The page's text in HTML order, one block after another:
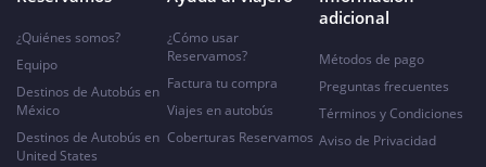
¿Quiénes somos?
Equipo
Destinos de Autobús en
México
Destinos de Autobús en
United States
¿Cómo usar
Reservamos?
Factura tu compra
Viajes en autobús
Coberturas Reservamos
adicional
Métodos de pago
Preguntas frecuentes
Términos y Condiciones
Aviso de Privacidad